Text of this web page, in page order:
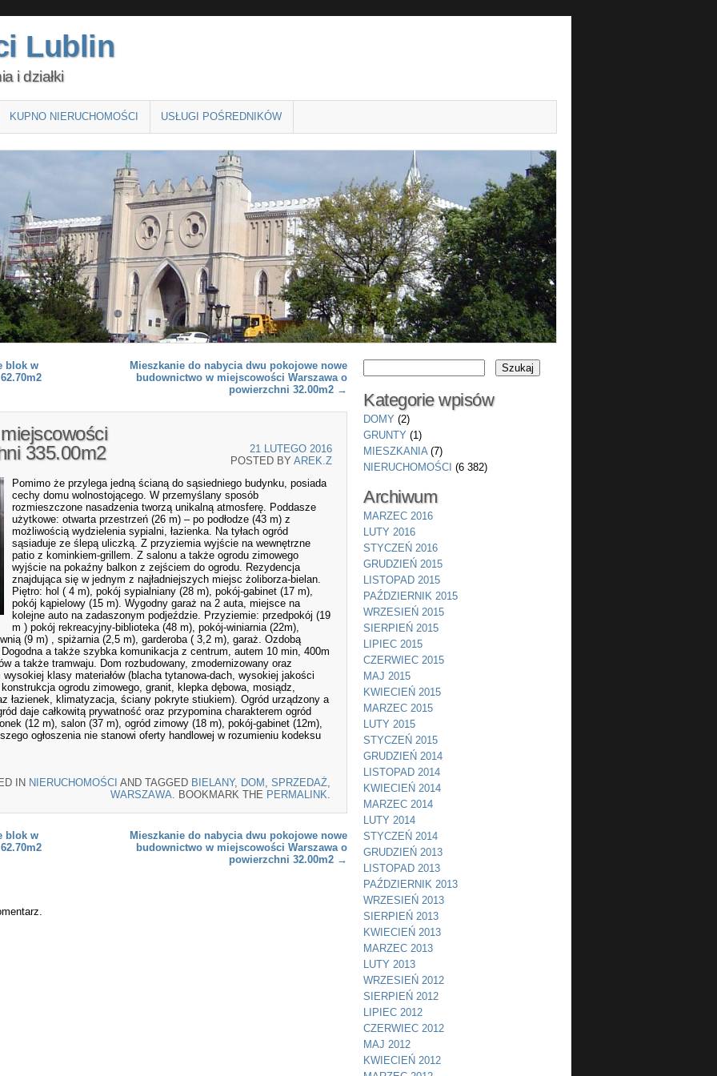
Lublin
i działki
KUPNO NIERUCHOMOŚCI USŁUGI POŚREDNIKÓW
blok w
Mieszkanie do nabycia dwu pokojowe nowe
budownictwo w miejscowości Warszawa o
powierzchni 32.00m2 →
335.00m2
21 LUTEGO 2016
POSTED BY AREK.Z
Pomimo że przylega jedną ścianą do sąsiedniego budynku, posiada
cechy domu wolnostojącego. W przemyślany sposób
rozmieszczone nasadzenia tworzą unikalną atmosferę. Poddasze
użytkowe: otwarta przestrzeń (26 m) – po podłodze (43 m) z
możliwością wydzielenia sypialni, łazienka. Na tyłach ogród
sąsiaduje ze ślepą uliczką. Z przyziemia wyjście na wewnętrzne
patio z kominkiem-grillem. Z salonu a także ogrodu zimowego
wyjście na pokaźny balkon z zejściem do ogrodu. Rezydencja
znajdująca się w jednym z najładniejszych miejsc żoliborza-bielan.
Piętro: hol ( 4 m), pokój sypialniany (28 m), pokój-gabinet (17 m),
pokój kąpielowy (15 m). Wygodny garaż na 2 auta, miejsce na
kolejne auto na zadaszonym podjeździe. Przyziemie: przedpokój (19
m ) pokój rekreacyjny-biblioteka (48 m), pokój-winiarnia (22m),
(9 m) , spiżarnia (2,5 m), garderoba ( 3,2 m), garaż. Ozdobą
a także szybka komunikacja z centrum, autem 10 min, 400m
a także tramwaju. Dom rozbudowany, zmodernizowany oraz
klasy materiałów (blacha tytanowa-dach, wysokiej jakości
ogrodu zimowego, granit, klepka dębowa, mosiądz,
łazienek, klimatyzacja, ściany pokryte stiukiem). Ogród urządzony a
daje całkowitą prywatność oraz przypomina charakterem ogród
(12 m), salon (37 m), ogród zimowy (18 m), pokój-gabinet (12m),
ogłoszenia nie stanowi oferty handlowej w rozumieniu kodeksu
IN NIERUCHOMOŚCI AND TAGGED BIELANY, DOM SPRZEDAŻ
WARSZAWA . BOOKMARK THE PERMALINK
blok w
Mieszkanie do nabycia dwu pokojowe nowe
budownictwo w miejscowości Warszawa o
powierzchni 32.00m2 →
Kategorie wpisów
DOMY (2)
GRUNTY (1)
MIESZKANIA(7)
NIERUCHOMOŚCI (6 382)
Archiwum
MARZEC 2016
LUTY 2016
STYCZEŃ 2016
GRUDZIEŃ 2015
LISTOPAD 2015
PAŹDZIERNIK 2015
WRZESIEŃ 2015
SIERPIEŃ 2015
LIPIEC 2015
CZERWIEC 2015
MAJ 2015
KWIECIEŃ 2015
MARZEC 2015
LUTY 2015
STYCZEŃ 2015
GRUDZIEŃ 2014
LISTOPAD 2014
KWIECIEŃ 2014
MARZEC 2014
LUTY 2014
STYCZEŃ 2014
GRUDZIEŃ 2013
LISTOPAD 2013
PAŹDZIERNIK 2013
WRZESIEŃ 2013
SIERPIEŃ 2013
KWIECIEŃ 2013
MARZEC 2013
LUTY 2013
WRZESIEŃ 2012
SIERPIEŃ 2012
LIPIEC 2012
CZERWIEC 2012
MAJ 2012
KWIECIEŃ 2012